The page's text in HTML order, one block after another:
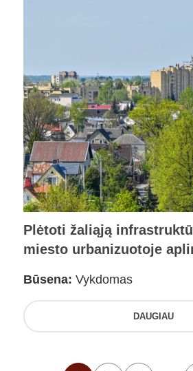
Plėtoti žaliąją
miesto urbanizuotoje
Būsena: Vykdomas
DAUGIAU